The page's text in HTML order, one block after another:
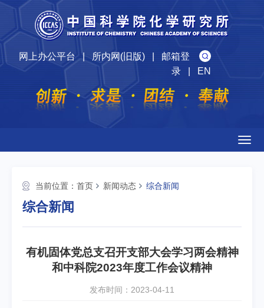
网上办公平台|所内网(旧版)| 邮箱登
录| EN
当前位置： 首页 新闻动态 综合新闻
综合新闻
有机固体党总支召开支部大会学习两会精神
和中科院2023年度工作会议精神
发布时间：2023-04-11